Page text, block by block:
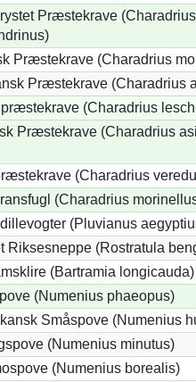
Præstekrave (Charadrius
Præstekrave (Charadrius
Præstekrave (Charadrius
(Charadrius
Præstekrave (Charadrius
(Charadrius
(Charadrius
(Pluvianus
Riksesneppe (Rostratula
(Bartramia longicauda)
(Numenius phaeopus)
Småspove (Numenius
(Numenius minutus)
(Numenius borealis)